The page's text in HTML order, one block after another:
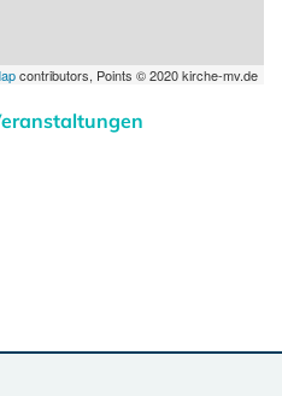
contributors, Points © 2020 kirche-mv.de